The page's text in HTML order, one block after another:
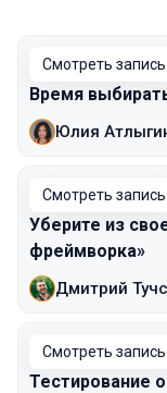
Смотреть запись
Время
Юлия
Смотреть запись
Уберите из
фреймворка»
Дмитрий Тучс
Смотреть запись
Тестирование